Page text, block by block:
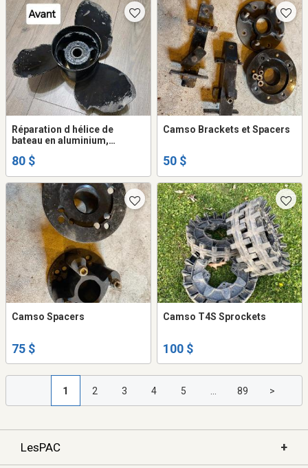
Réparation d hélice de
bateau en aluminium,
80 $
Camso Brackets et Spacers
50 $
Camso Spacers
75 $
Camso T4S Sprockets
100 $
1 2 3 4 5 89 >
LesPAC +